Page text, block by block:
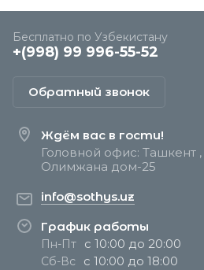
Бесплатно по Узбекистану
+(998) 99 996-55-52
Обратный звонок
Ждём вас в гости!
Головной офис: Ташкент
Олимжана дом-25
info@sothys.uz
График работы
Пн-Пт с 10:00 до 20:00
Сб-Вс с 10:00 до 18:00